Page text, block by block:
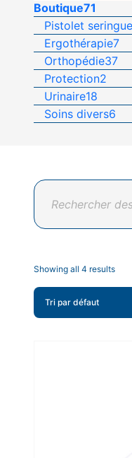
Boutique71
Pistolet seringue
Ergothérapie7
Orthopédie37
Protection2
Urinaire18
Soins divers6
Recherche
produits
Showing all 4 results